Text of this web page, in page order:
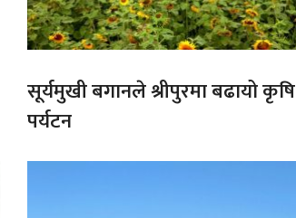
सूर्यमुखी बगानले श्रीपुरमा बढायो कृषि
पर्यटन